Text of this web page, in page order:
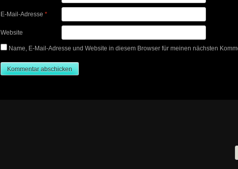
E-Mail-Adresse *
Website
Name, E-Mail-Adresse und Website in diesem Browser für meinen nächsten